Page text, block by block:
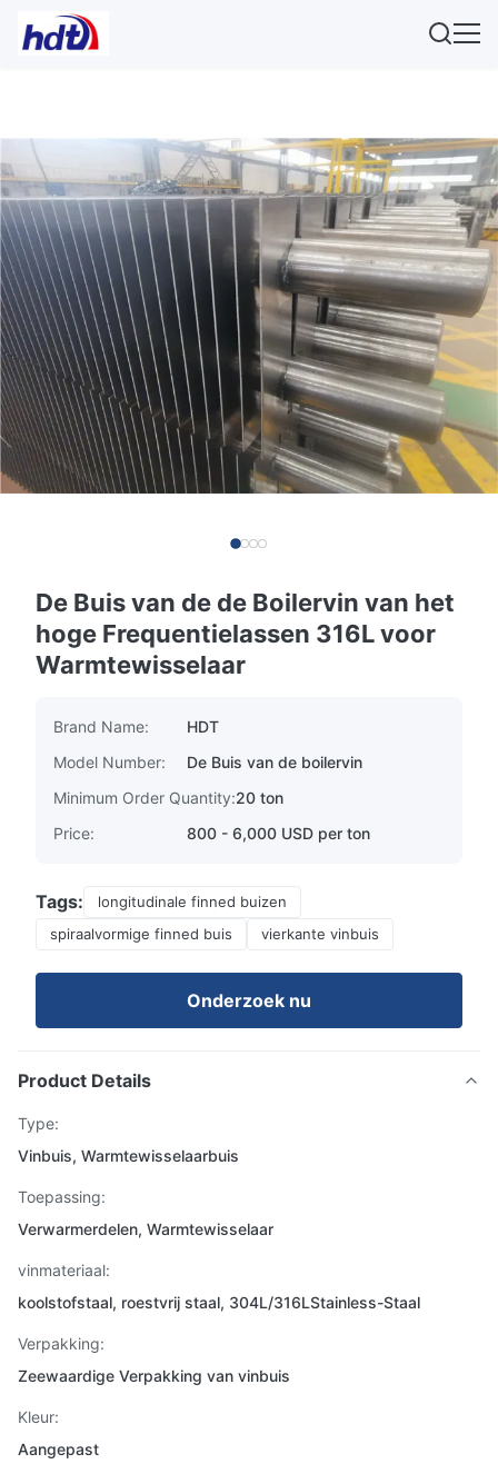
De Buis van de de Boilervin van het
hoge Frequentielassen 316L voor
Warmtewisselaar
Brand Name:
HDT
Model Number:
De Buis van de boilervin
Minimum Order Quantity:20 ton
Price:
800 - 6,000 USD per ton
Tags:
longitudinale finned buizen
spiraalvormige finned buis
vierkante vinbuis
Onderzoek nu
Product Details
Type:
Vinbuis, Warmtewisselaarbuis
Toepassing:
Verwarmerdelen, Warmtewisselaar
vinmateriaal:
koolstofstaal, roestvrij staal, 304L/316LStainless-Staal
Verpakking:
Zeewaardige Verpakking van vinbuis
Kleur:
Aangepast